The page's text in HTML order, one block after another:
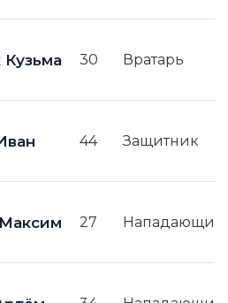
30 Вратарь
44 Защитник
27 Нападающий